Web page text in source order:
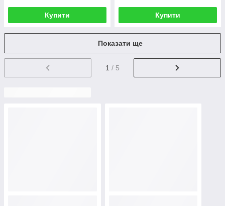
Купити Купити
Показати ще
1 / 5